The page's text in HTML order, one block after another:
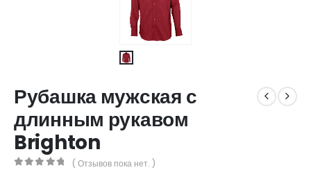
Рубашка мужская с
длинным рукавом
Brighton
( Отзывов пока нет. )